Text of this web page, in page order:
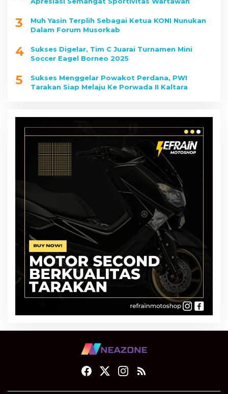
3
Muh Yasin Terplih Sebagai Ketua KONI Nunukan
Dalam Forum Musorkab
4
Sukses Digelar, Tim C Juarai Turnamen Mini
Soccer Eagel Borneo 2025
5
Sukses Menggelar Powakot Perdana, PWI
Tarakan Siap Melaju Ke Porwada II Kaltara